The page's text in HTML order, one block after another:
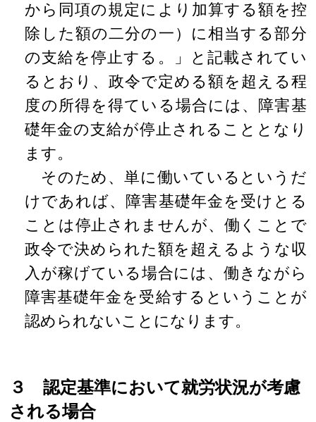
から同項の規定により加算する額を控
除した額の二分の一）に相当する部分
の支給を停止する。」と記載されてい
るとおり、政令で定める額を超える程
度の所得を得ている場合には、障害基
礎年金の支給が停止されることとなり
ます。
そのため、単に働いているというだ
けであれば、障害基礎年金を受けとる
ことは停止されませんが、働くことで
政令で決められた額を超えるような収
入が稼げている場合には、働きながら
障害基礎年金を受給するということが
認められないことになります。
３ 認定基準において就労状況が考慮
される場合